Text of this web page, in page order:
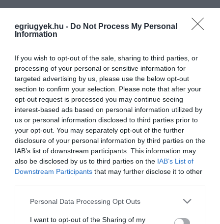
egriugyek.hu - Do Not Process My Personal
Information
If you wish to opt-out of the sale, sharing to third parties, or
processing of your personal or sensitive information for
targeted advertising by us, please use the below opt-out
section to confirm your selection. Please note that after your
opt-out request is processed you may continue seeing
interest-based ads based on personal information utilized by
us or personal information disclosed to third parties prior to
your opt-out. You may separately opt-out of the further
disclosure of your personal information by third parties on the
IAB’s list of downstream participants. This information may
also be disclosed by us to third parties on the IAB’s List of
Downstream Participants that may further disclose it to other
Please note that this website/app uses one or more Google
not limited to your visit or usage behaviour. You may click to
Personal Data Processing Opt Outs
I want to opt-out of the Sharing of my
művészet nem csupán hagyomány, hanem
küldetéstudattal ápolnak.
„Meggyőződésünk, hogy a tudomány és a
kultúra egymásra ható energiák, és
egymást erősítve maradandó értéket
alkothatnak, valamint maradandó értéket
ápolhatunk ebben az egymásra ható két
energiában.”
-mondta el Dr. Pajtókné Dr. Tari Ilona.
Hozzátette, a díj elnyerése inspiráció arra,
hogy az intézmény a jövőben is ápolója legyen